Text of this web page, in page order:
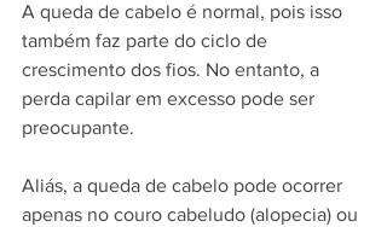
A queda de cabelo é normal, pois isso
também faz parte do ciclo de
crescimento dos fios. No entanto, a
perda capilar em excesso pode ser
preocupante.
Aliás, a queda de cabelo pode ocorrer
apenas no couro cabeludo (alopecia) ou